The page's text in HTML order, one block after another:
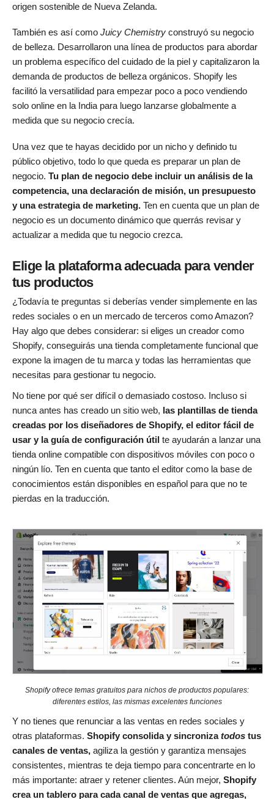
origen sostenible de Nueva Zelanda.
También es así como Juicy Chemistry construyó su negocio
de belleza. Desarrollaron una línea de productos para abordar
un problema específico del cuidado de la piel y capitalizaron la
demanda de productos de belleza orgánicos. Shopify les
facilitó la versatilidad para empezar poco a poco vendiendo
solo online en la India para luego lanzarse globalmente a
medida que su negocio crecía.
Una vez que te hayas decidido por un nicho y definido tu
público objetivo, todo lo que queda es preparar un plan de
negocio. Tu plan de negocio debe incluir un análisis de la
competencia, una declaración de misión, un presupuesto
y una estrategia de marketing. Ten en cuenta que un plan de
negocio es un documento dinámico que querrás revisar y
actualizar a medida que tu negocio crezca.
Elige la plataforma adecuada para vender
tus productos
¿Todavía te preguntas si deberías vender simplemente en las
redes sociales o en un mercado de terceros como Amazon?
Hay algo que debes considerar: si eliges un creador como
Shopify, conseguirás una tienda completamente funcional que
expone la imagen de tu marca y todas las herramientas que
necesitas para gestionar tu negocio.
No tiene por qué ser difícil o demasiado costoso. Incluso si
nunca antes has creado un sitio web, las plantillas de tienda
creadas por los diseñadores de Shopify, el editor fácil de
usar y la guía de configuración útil te ayudarán a lanzar una
tienda online compatible con dispositivos móviles con poco o
ningún lío. Ten en cuenta que tanto el editor como la base de
conocimientos están disponibles en español para que no te
pierdas en la traducción.
Shopify ofrece temas gratuitos para nichos de productos populares:
diferentes estilos, las mismas excelentes funciones
Y no tienes que renunciar a las ventas en redes sociales y
otras plataformas. Shopify consolida y sincronizatodos tus
canales de ventas, agiliza la gestión y garantiza mensajes
consistentes, mientras te deja tiempo para concentrarte en lo
más importante: atraer y retener clientes. Aún mejor, Shopify
crea un tablero para cada canal de ventas que agregas,